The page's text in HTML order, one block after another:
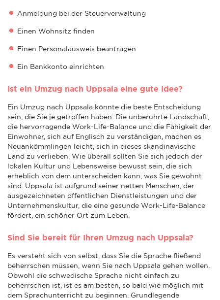
Anmeldung bei der Steuerverwaltung
Einen Wohnsitz finden
Einen Personalausweis beantragen
Ein Bankkonto einrichten
Ist ein Umzug nach Uppsala eine gute Idee?
Ein Umzug nach Uppsala könnte die beste Entscheidung
sein, die Sie je getroffen haben. Die unberührte Landschaft,
die hervorragende Work-Life-Balance und die Fähigkeit der
Einwohner, sich auf Englisch zu verständigen, machen es
Neuankömmlingen leicht, sich in dieses skandinavische
Land zu verlieben. Wie überall sollten Sie sich jedoch der
lokalen Kultur und Lebensweise bewusst sein, die sich
erheblich von dem unterscheiden kann, was Sie gewohnt
sind. Uppsala ist aufgrund seiner netten Menschen, der
ausgezeichneten öffentlichen Dienstleistungen und der
Unternehmenskultur, die eine gesunde Work-Life-Balance
fördert, ein schöner Ort zum Leben.
Sind Sie bereit für Ihren Umzug nach Uppsala?
Es versteht sich von selbst, dass Sie die Sprache fließend
beherrschen müssen, wenn Sie nach Uppsala gehen wollen.
Obwohl die schwedische Sprache nicht einfach zu
beherrschen ist, ist es am besten, so bald wie möglich mit
dem Sprachunterricht zu beginnen. Grundlegende